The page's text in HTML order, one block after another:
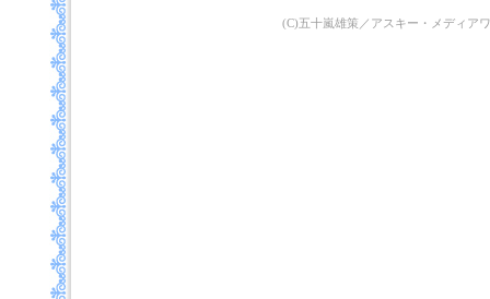
(C)五十嵐雄策／アスキー・メディア